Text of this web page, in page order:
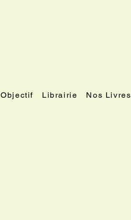
Objectif Librairie Nos Livres